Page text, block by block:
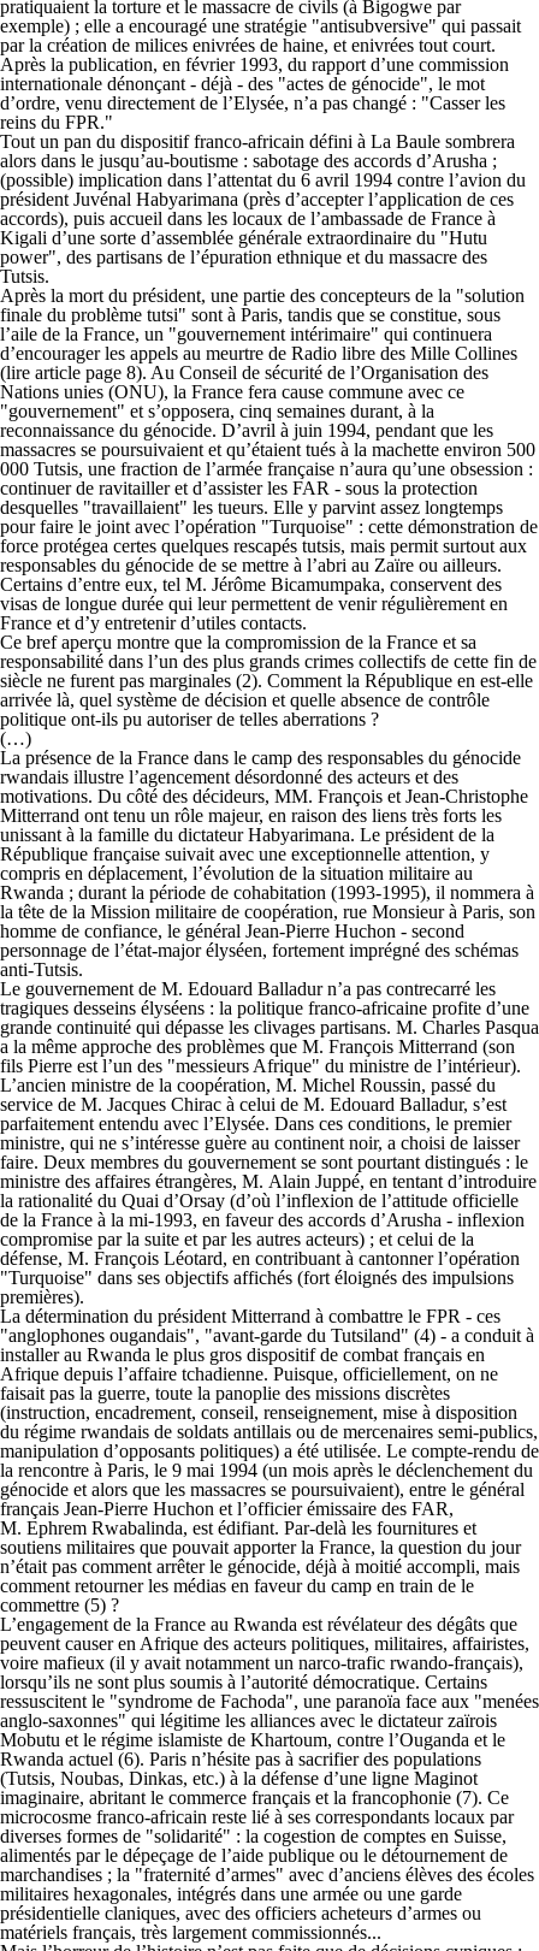
pratiquaient la torture et le massacre de civils (à Bigogwe par
exemple) ; elle a encouragé une stratégie "antisubversive" qui passait
par la création de milices enivrées de haine, et enivrées tout court.
Après la publication, en février 1993, du rapport d’une commission
internationale dénonçant - déjà - des "actes de génocide", le mot
d’ordre, venu directement de l’Elysée, n’a pas changé : "Casser les
reins du FPR."
Tout un pan du dispositif franco-africain défini à La Baule sombrera
alors dans le jusqu’au-boutisme : sabotage des accords d’Arusha ;
(possible) implication dans l’attentat du 6 avril 1994 contre l’avion du
président Juvénal Habyarimana (près d’accepter l’application de ces
accords), puis accueil dans les locaux de l’ambassade de France à
Kigali d’une sorte d’assemblée générale extraordinaire du "Hutu
power", des partisans de l’épuration ethnique et du massacre des
Tutsis.
Après la mort du président, une partie des concepteurs de la "solution
finale du problème tutsi" sont à Paris, tandis que se constitue, sous
l’aile de la France, un "gouvernement intérimaire" qui continuera
d’encourager les appels au meurtre de Radio libre des Mille Collines
(lire article page 8). Au Conseil de sécurité de l’Organisation des
Nations unies (ONU), la France fera cause commune avec ce
"gouvernement" et s’opposera, cinq semaines durant, à la
reconnaissance du génocide. D’avril à juin 1994, pendant que les
massacres se poursuivaient et qu’étaient tués à la machette environ 500
000 Tutsis, une fraction de l’armée française n’aura qu’une obsession :
continuer de ravitailler et d’assister les FAR - sous la protection
desquelles "travaillaient" les tueurs. Elle y parvint assez longtemps
pour faire le joint avec l’opération "Turquoise" : cette démonstration de
force protégea certes quelques rescapés tutsis, mais permit surtout aux
responsables du génocide de se mettre à l’abri au Zaïre ou ailleurs.
Certains d’entre eux, tel M. Jérôme Bicamumpaka, conservent des
visas de longue durée qui leur permettent de venir régulièrement en
France et d’y entretenir d’utiles contacts.
Ce bref aperçu montre que la compromission de la France et sa
responsabilité dans l’un des plus grands crimes collectifs de cette fin de
siècle ne furent pas marginales (2). Comment la République en est-elle
arrivée là, quel système de décision et quelle absence de contrôle
politique ont-ils pu autoriser de telles aberrations ?
(…)
La présence de la France dans le camp des responsables du génocide
rwandais illustre l’agencement désordonné des acteurs et des
motivations. Du côté des décideurs, MM. François et Jean-Christophe
Mitterrand ont tenu un rôle majeur, en raison des liens très forts les
unissant à la famille du dictateur Habyarimana. Le président de la
République française suivait avec une exceptionnelle attention, y
compris en déplacement, l’évolution de la situation militaire au
Rwanda ; durant la période de cohabitation (1993-1995), il nommera à
la tête de la Mission militaire de coopération, rue Monsieur à Paris, son
homme de confiance, le général Jean-Pierre Huchon - second
personnage de l’état-major élyséen, fortement imprégné des schémas
anti-Tutsis.
Le gouvernement de M. Edouard Balladur n’a pas contrecarré les
tragiques desseins élyséens : la politique franco-africaine profite d’une
grande continuité qui dépasse les clivages partisans. M. Charles Pasqua
a la même approche des problèmes que M. François Mitterrand (son
fils Pierre est l’un des "messieurs Afrique" du ministre de l’intérieur).
L’ancien ministre de la coopération, M. Michel Roussin, passé du
service de M. Jacques Chirac à celui de M. Edouard Balladur, s’est
parfaitement entendu avec l’Elysée. Dans ces conditions, le premier
ministre, qui ne s’intéresse guère au continent noir, a choisi de laisser
faire. Deux membres du gouvernement se sont pourtant distingués : le
ministre des affaires étrangères, M. Alain Juppé, en tentant d’introduire
la rationalité du Quai d’Orsay (d’où l’inflexion de l’attitude officielle
de la France à la mi-1993, en faveur des accords d’Arusha - inflexion
compromise par la suite et par les autres acteurs) ; et celui de la
défense, M. François Léotard, en contribuant à cantonner l’opération
"Turquoise" dans ses objectifs affichés (fort éloignés des impulsions
premières).
La détermination du président Mitterrand à combattre le FPR - ces
"anglophones ougandais", "avant-garde du Tutsiland" (4) - a conduit à
installer au Rwanda le plus gros dispositif de combat français en
Afrique depuis l’affaire tchadienne. Puisque, officiellement, on ne
faisait pas la guerre, toute la panoplie des missions discrètes
(instruction, encadrement, conseil, renseignement, mise à disposition
du régime rwandais de soldats antillais ou de mercenaires semi-publics,
manipulation d’opposants politiques) a été utilisée. Le compte-rendu de
la rencontre à Paris, le 9 mai 1994 (un mois après le déclenchement du
génocide et alors que les massacres se poursuivaient), entre le général
français Jean-Pierre Huchon et l’officier émissaire des FAR,
M. Ephrem Rwabalinda, est édifiant. Par-delà les fournitures et
soutiens militaires que pouvait apporter la France, la question du jour
n’était pas comment arrêter le génocide, déjà à moitié accompli, mais
comment retourner les médias en faveur du camp en train de le
commettre (5) ?
L’engagement de la France au Rwanda est révélateur des dégâts que
peuvent causer en Afrique des acteurs politiques, militaires, affairistes,
voire mafieux (il y avait notamment un narco-trafic rwando-français),
lorsqu’ils ne sont plus soumis à l’autorité démocratique. Certains
ressuscitent le "syndrome de Fachoda", une paranoïa face aux "menées
anglo-saxonnes" qui légitime les alliances avec le dictateur zaïrois
Mobutu et le régime islamiste de Khartoum, contre l’Ouganda et le
Rwanda actuel (6). Paris n’hésite pas à sacrifier des populations
(Tutsis, Noubas, Dinkas, etc.) à la défense d’une ligne Maginot
imaginaire, abritant le commerce français et la francophonie (7). Ce
microcosme franco-africain reste lié à ses correspondants locaux par
diverses formes de "solidarité" : la cogestion de comptes en Suisse,
alimentés par le dépeçage de l’aide publique ou le détournement de
marchandises ; la "fraternité d’armes" avec d’anciens élèves des écoles
militaires hexagonales, intégrés dans une armée ou une garde
présidentielle claniques, avec des officiers acheteurs d’armes ou
matériels français, très largement commissionnés...